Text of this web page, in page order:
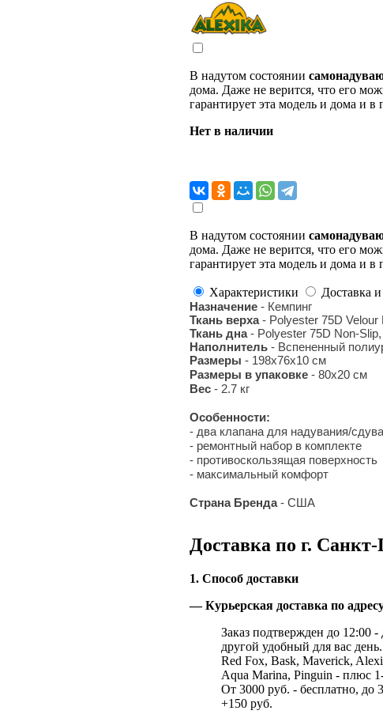
В надутом состоянии
дома. Даже не верится, что его
гарантирует эта модель и дома и в
Нет в наличии
В надутом состоянии
дома. Даже не верится, что его
гарантирует эта модель и дома и в
Характеристики Доставка
Назначение - Кемпинг
Ткань верха- Polyester 75D Velour
Ткань дна- Polyester 75D Non-
Наполнитель - Вспененный
Размеры - 198x76x10 см
Размеры в упаковке - 80х20 см
Вес - 2.7 кг
Особенности:
- два клапана для надувания/
- ремонтный набор в комплекте
- противоскользящая поверхность
- максимальный комфорт
Страна Бренда- США
Доставка по г. Санкт-
1. Способ доставки
— Курьерская доставка по
Заказ подтвержден до 12:00 -
другой удобный для вас день.
Red Fox, Bask, Maverick,
Aqua Marina, Pinguin - плюс
От 3000 руб. - бесплатно, до
+150 руб.